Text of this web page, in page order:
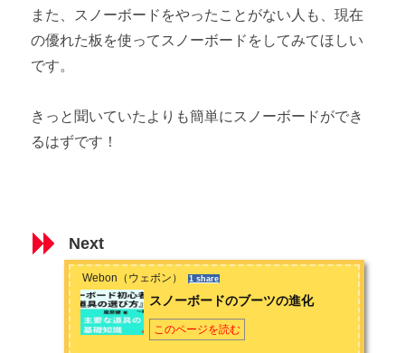
また、スノーボードをやったことがない人も、現在
の優れた板を使ってスノーボードをしてみてほしい
です。
きっと聞いていたよりも簡単にスノーボードができ
るはずです！
Next
Webon（ウェボン） 1 share
スノーボードのブーツの進化
このページを読む